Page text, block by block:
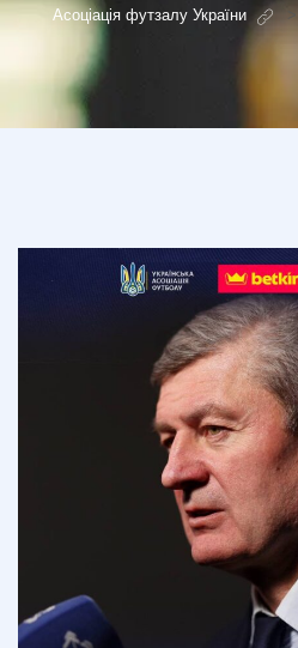
Асоціація футзалу України >